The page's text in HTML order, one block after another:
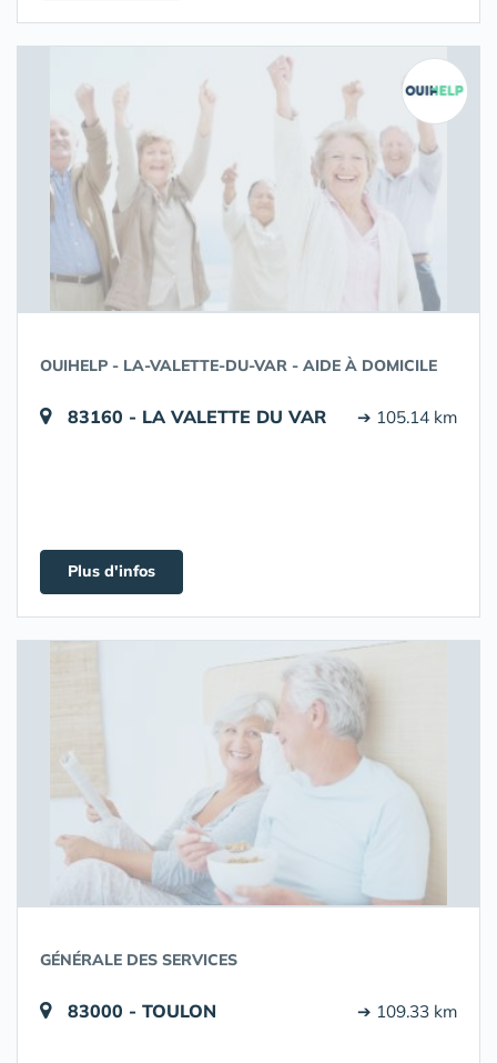
OUIHELP - LA-VALETTE-DU-VAR - AIDE À DOMICILE
83160 - LA VALETTE DU VAR ➔ 105.14 km
Plus d'infos
GÉNÉRALE DES SERVICES
83000 - TOULON ➔ 109.33 km